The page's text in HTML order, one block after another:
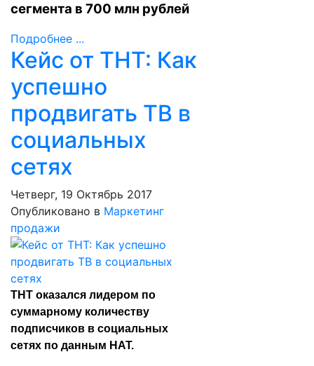
сегмента в 700 млн рублей
Подробнее ...
Кейс от ТНТ: Как
успешно
продвигать ТВ в
социальных
сетях
Четверг, 19 Октябрь 2017
Опубликовано в Маркетинг
продажи
ТНТ оказался лидером по
суммарному количеству
подписчиков в социальных
сетях по данным НАТ.